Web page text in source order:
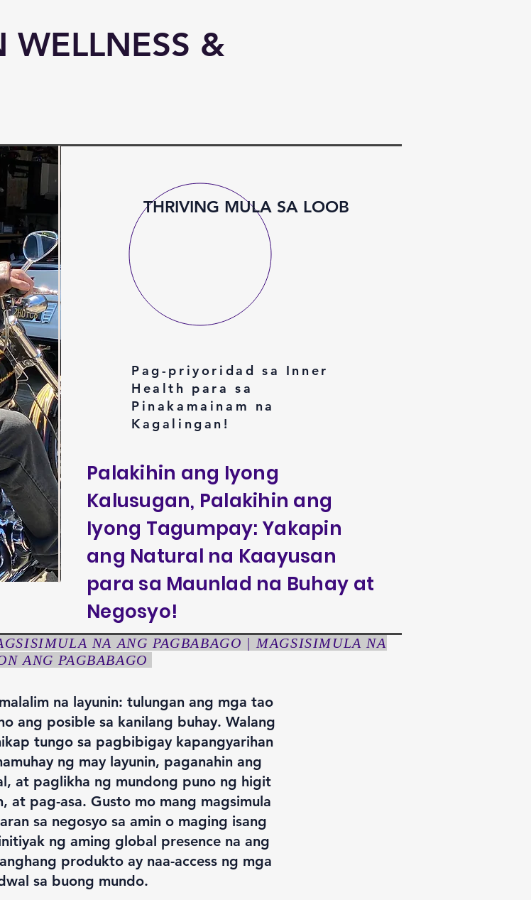
WELLNESS &
THRIVING MULA SA LOOB
Pag-priyoridad sa Inner
Health para sa
Pinakamainam na
Kagalingan!
Palakihin ang Iyong
Kalusugan, Palakihin ang
Iyong Tagumpay: Yakapin
ang Natural na Kaayusan
para sa Maunlad na Buhay at
Negosyo!
NA ANG PAGBABAGO | MAGSISIMULA NA
ANG PAGBABAGO
na layunin: tulungan ang mga tao
ang posible sa kanilang buhay. Walang
tungo sa pagbibigay kapangyarihan
ng may layunin, paganahin ang
at paglikha ng mundong puno ng higit
at pag-asa. Gusto mo mang magsimula
sa negosyo sa amin o maging isang
ng aming global presence na ang
produkto ay naa-access ng mga
sa buong mundo.